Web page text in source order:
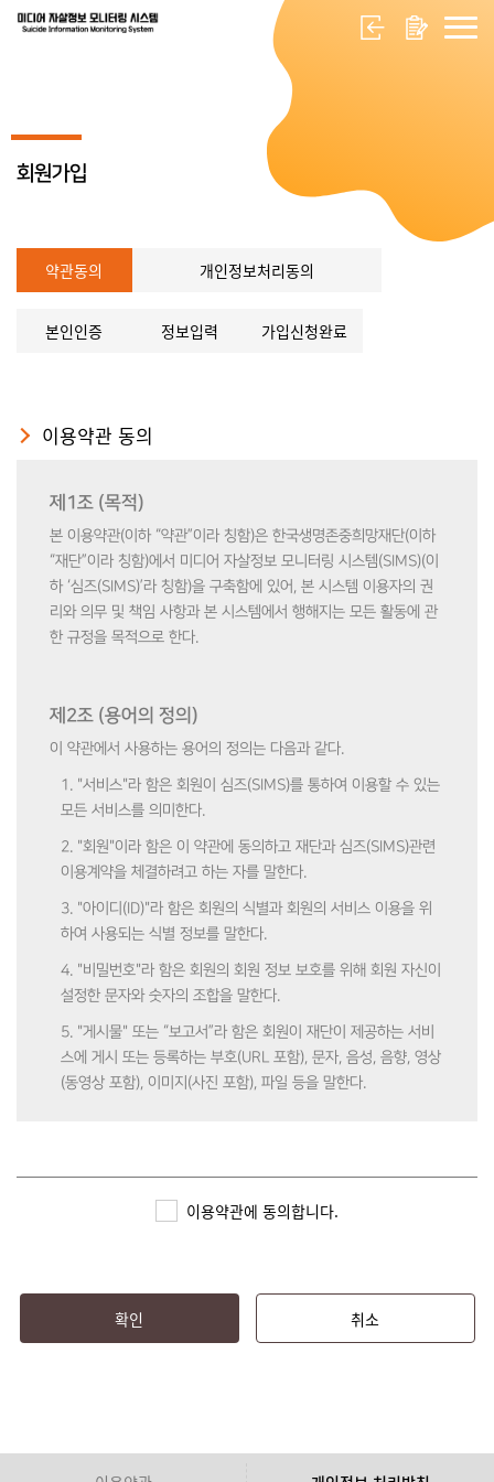
회원가입
약관동의 개인정보처리동의
본인인증 정보입력 가입신청완료
이용약관 동의
제1조 (목적)
본 이용약관(이하 “약관”이라 칭함)은 한국생명존중희망재단(이하
“재단”이라 칭함)에서 미디어 자살정보 모니터링 시스템(SIMS)(이
하 ‘심즈(SIMS)’라 칭함)을 구축함에 있어, 본 시스템 이용자의 권
리와 의무 및 책임 사항과 본 시스템에서 행해지는 모든 활동에 관
한 규정을 목적으로 한다.
제2조 (용어의 정의)
이 약관에서 사용하는 용어의 정의는 다음과 같다.
1. "서비스"라 함은 회원이 심즈(SIMS)를 통하여 이용할 수 있는
모든 서비스를 의미한다.
2. "회원"이라 함은 이 약관에 동의하고 재단과 심즈(SIMS)관련
이용계약을 체결하려고 하는 자를 말한다.
3. "아이디(ID)"라 함은 회원의 식별과 회원의 서비스 이용을 위
하여 사용되는 식별 정보를 말한다.
4. "비밀번호"라 함은 회원의 회원 정보 보호를 위해 회원 자신이
설정한 문자와 숫자의 조합을 말한다.
5. "게시물" 또는 “보고서”라 함은 회원이 재단이 제공하는 서비
스에 게시 또는 등록하는 부호(URL 포함), 문자, 음성, 음향, 영상
(동영상 포함), 이미지(사진 포함), 파일 등을 말한다.
3. 회원은 정기적으로 심즈(SIMS)를 방문하여 약관의 변경사항
원 탈퇴를 할 수 있으며 이로 인해 심즈(SIMS)에서 제공하는 서
이용약관에 동의합니다.
확인 취소